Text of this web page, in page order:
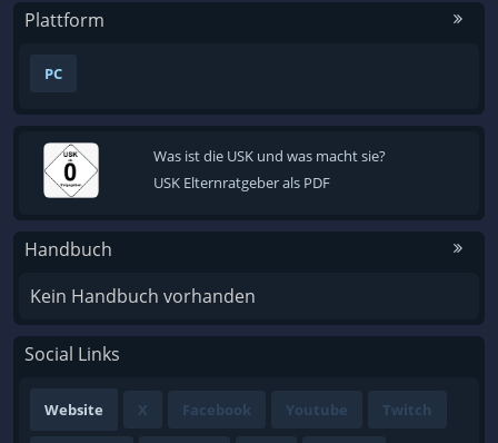
Plattform
PC
Was ist die USK und was macht sie?
USK Elternratgeber als PDF
Handbuch
Kein Handbuch vorhanden
Social Links
Website X Facebook Youtube Twitch